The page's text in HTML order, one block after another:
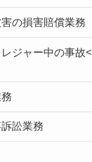
の損害賠償業務
ジャー中の事故
訟業務